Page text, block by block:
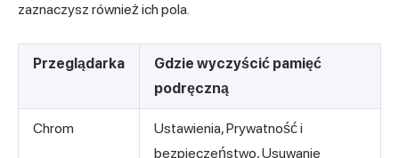
zaznaczysz również ich pola.
Przeglądarka
Gdzie wyczyścić pamięć
podręczną
Chrom
Ustawienia, Prywatność i
bezpieczeństwo, Usuwanie